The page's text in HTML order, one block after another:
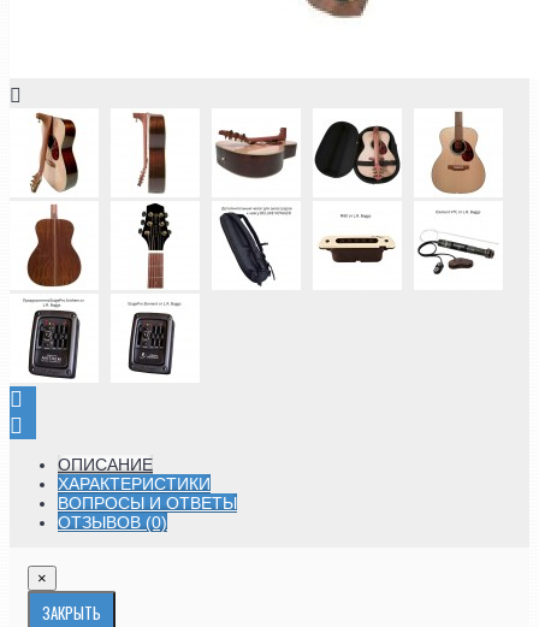
ОПИСАНИЕ
ХАРАКТЕРИСТИКИ
ВОПРОСЫ И ОТВЕТЫ
ОТЗЫВОВ (0)
×
ЗАКРЫТЬ